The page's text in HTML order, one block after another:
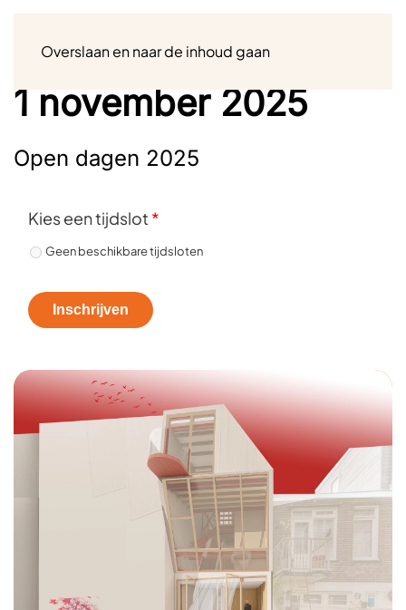
Overslaan en naar de inhoud gaan
1 november 2025
Open dagen 2025
Kies een tijdslot *
Geen beschikbare tijdsloten
Inschrijven